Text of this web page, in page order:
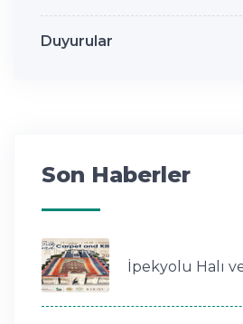
Duyurular
Son Haberler
İpekyolu Halı